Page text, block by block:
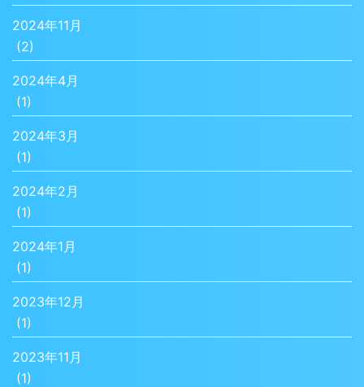
2024年11月
(2)
2024年4月
(1)
2024年3月
(1)
2024年2月
(1)
2024年1月
(1)
2023年12月
(1)
2023年11月
(1)